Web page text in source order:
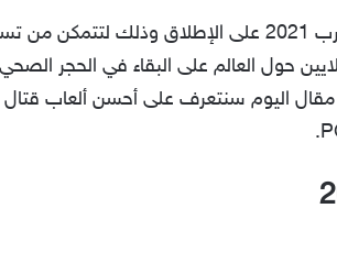
وفي مقال اليوم سنتعرف على أقوى وأفضل العاب اون لاين حرب
الذي أجبر الملايين حول العالم على البقاء
مقال اليوم سنتعرف على أحسن ألعاب